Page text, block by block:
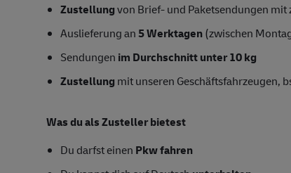
Zustellungvon Brief- und Paketsendungen
Auslieferung an5 Werktagen(zwischen
Sendungen im Durchschnitt unter 10 kg
Zustellung mit unseren Geschäftsfahrzeugen,
Was du als Zusteller bietest
Du darfst einen Pkw fahren